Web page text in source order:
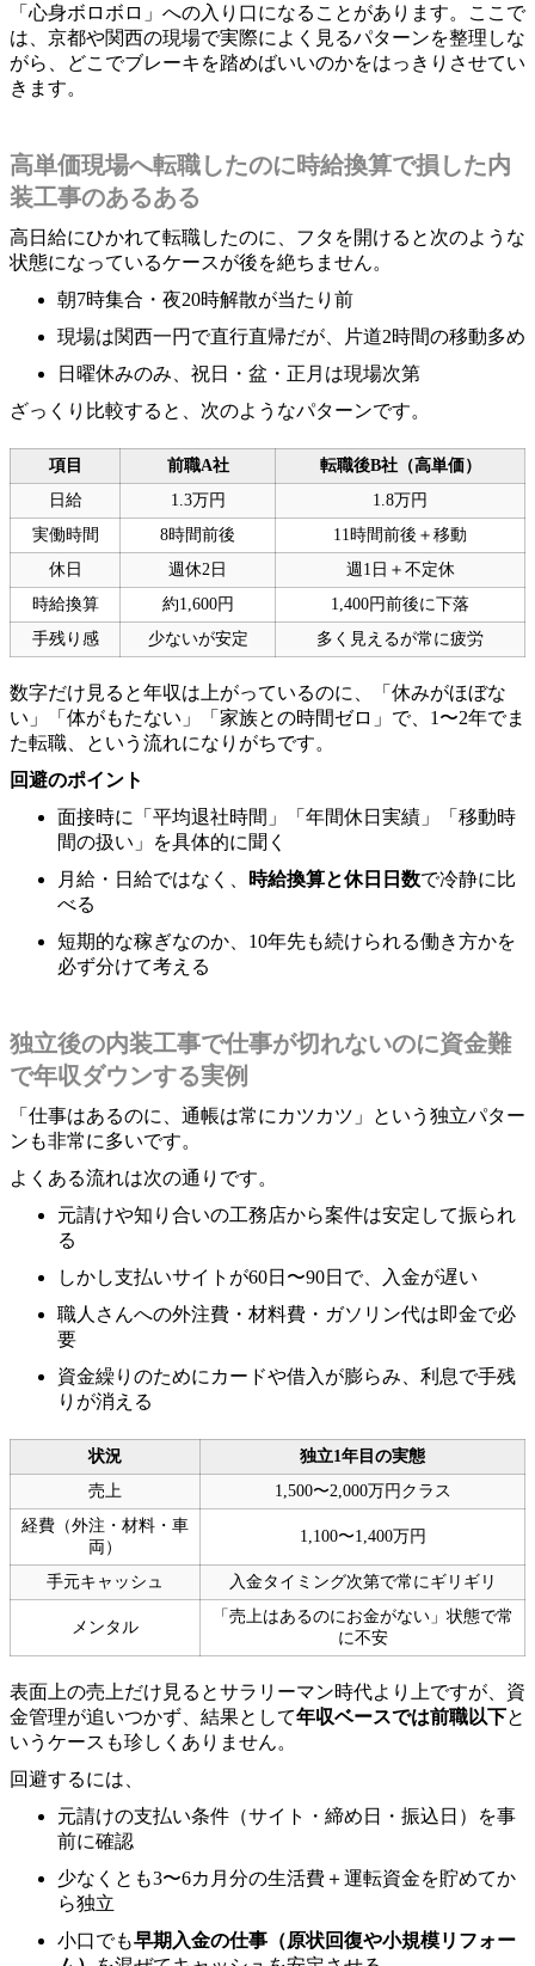
「心身ボロボロ」への入り口になることがあります。ここで
は、京都や関西の現場で実際によく見るパターンを整理しな
がら、どこでブレーキを踏めばいいのかをはっきりさせてい
きます。
高単価現場へ転職したのに時給換算で損した内
装工事のあるある
高日給にひかれて転職したのに、フタを開けると次のような
状態になっているケースが後を絶ちません。
朝7時集合・夜20時解散が当たり前
現場は関西一円で直行直帰だが、片道2時間の移動多め
日曜休みのみ、祝日・盆・正月は現場次第
ざっくり比較すると、次のようなパターンです。
項目 前職A社
転職後B社（高単価）
日給
1.3万円
1.8万円
実働時間
8時間前後
11時間前後＋移動
休日
週休2日
週1日＋不定休
時給換算
約1,600円
1,400円前後に下落
手残り感
少ないが安定 多く見えるが常に疲労
数字だけ見ると年収は上がっているのに、「休みがほぼな
い」「体がもたない」「家族との時間ゼロ」で、1〜2年でま
た転職、という流れになりがちです。
回避のポイント
面接時に「平均退社時間」「年間休日実績」「移動時
間の扱い」を具体的に聞く
月給・日給ではなく、
時給換算と休日日数で冷静に比
べる
短期的な稼ぎなのか、10年先も続けられる働き方かを
必ず分けて考える
独立後の内装工事で仕事が切れないのに資金難
で年収ダウンする実例
「仕事はあるのに、通帳は常にカツカツ」という独立パター
ンも非常に多いです。
よくある流れは次の通りです。
元請けや知り合いの工務店から案件は安定して振られ
る
しかし支払いサイトが60日〜90日で、入金が遅い
職人さんへの外注費・材料費・ガソリン代は即金で必
要
資金繰りのためにカードや借入が膨らみ、利息で手残
りが消える
状況
独立1年目の実態
売上
1,500〜2,000万円クラス
経費（外注・材料・車
両）
1,100〜1,400万円
手元キャッシュ 入金タイミング次第で常にギリギリ
メンタル
「売上はあるのにお金がない」状態で常
に不安
表面上の売上だけ見るとサラリーマン時代より上ですが、資
金管理が追いつかず、結果として年収ベースでは前職以下と
いうケースも珍しくありません。
回避するには、
元請けの支払い条件（サイト・締め日・振込日）を事
前に確認
少なくとも3〜6カ月分の生活費＋運転資金を貯めてか
ら独立
小口でも早期入金の仕事（原状回復や小規模リフォー